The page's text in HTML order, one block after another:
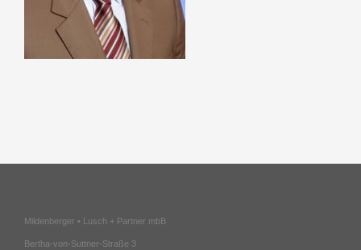
Mildenberger • Lusch + Partner mbB
Bertha-von-Suttner-Straße 3